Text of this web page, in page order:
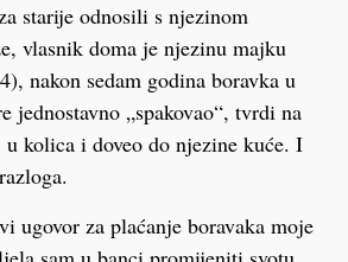
starije odnosili s njezinom
vlasnik doma je njezinu majku
nakon sedam godina boravka u
jednostavno „spakovao“, tvrdi na
kolica i doveo do njezine kuće. I
ugovor za plaćanje boravaka moje